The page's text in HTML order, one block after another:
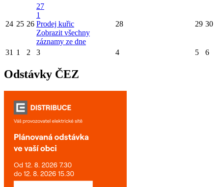
24 25 26
27
1
Prodej kuřic
Zobrazit všechny
záznamy ze dne
28 29 30
31 1 2 3 4 5 6
Odstávky ČEZ